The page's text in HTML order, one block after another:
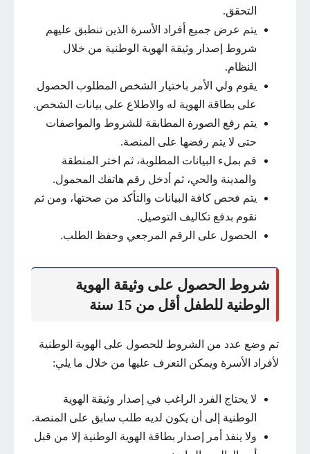
التحقق.
يتم عرض جميع أفراد الأسرة الذين تنطبق عليهم
شروط إصدار وثيقة الهوية الوطنية من خلال
النظام.
يقوم ولي الأمر باختيار الشخص المطلوب الحصول
على بطاقة الهوية له والاطلاع على بيانات الشخص.
يتم رفع الصورة المطابقة للشروط والمواصفات
حتى لا يتم رفضها على المنصة.
قم بملء البيانات المطلوبة، ثم اختر المنطقة
والمدينة والحي، ثم أدخل رقم هاتفك المحمول.
يتم فحص كافة البيانات والتأكد من صحتها، ومن ثم
نقوم بدفع تكاليف التوصيل.
الحصول على الرقم المرجعي وحفظ الطلب.
شروط الحصول على وثيقة الهوية
الوطنية للطفل أقل من 15 سنة
تم وضع عدد من الشروط للحصول على الهوية الوطنية
لأفراد الأسرة ويمكن التعرف عليها من خلال ما يلي:
لا يحتاج الفرد الراغب في إصدار وثيقة الهوية
الوطنية إلى أن يكون لديه طلب سابق على المنصة.
ولا ينفذ أمر إصدار بطاقة الهوية الوطنية إلا من قبل